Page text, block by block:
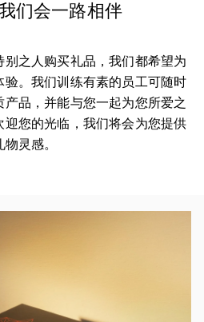
们会一路相伴
之人购买礼品，我们都希望为
。我们训练有素的员工可随时
品，并能与您一起为您所爱之
迎您的光临，我们将会为您提供
物灵感。